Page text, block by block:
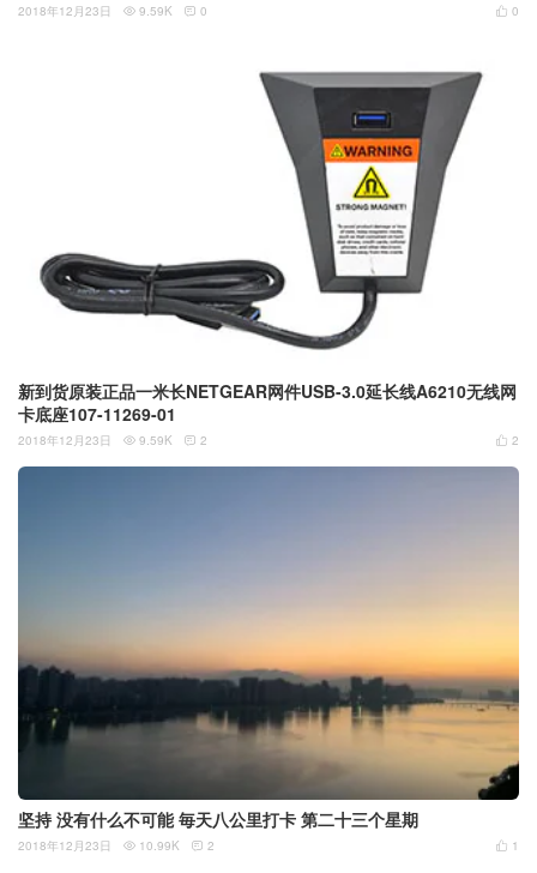
 0
2018年12月23日  9.59K  0
新到货原装正品一米长NETGEAR网件USB-3.0延长线A6210无线网
卡底座107-11269-01
 2
2018年12月23日  9.59K  2
坚持 没有什么不可能 毎天八公里打卡 第二十三个星期
 1
2018年12月23日  10.99K  2